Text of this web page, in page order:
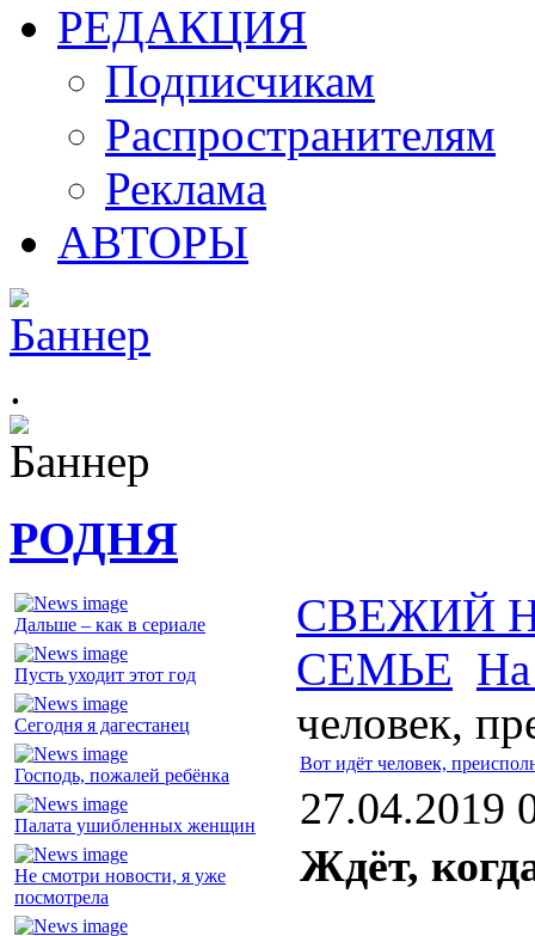
РЕДАКЦИЯ
Подписчикам
Распространителям
Реклама
АВТОРЫ
.
РОДНЯ
Дальше – как в сериале
Пусть уходит этот год
Сегодня я дагестанец
Господь, пожалей ребёнка
Палата ушибленных женщин
Не смотри новости, я уже
посмотрела
СВЕЖИЙ
СЕМЬЕ На
человек,
Вот идёт человек,
27.04.2019
Ждёт,